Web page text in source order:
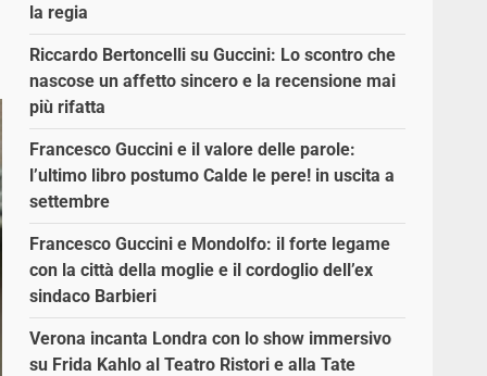
la regia
Riccardo Bertoncelli su Guccini: Lo scontro che
nascose un affetto sincero e la recensione mai
più rifatta
Francesco Guccini e il valore delle parole:
l’ultimo libro postumo Calde le pere! in uscita a
settembre
Francesco Guccini e Mondolfo: il forte legame
con la città della moglie e il cordoglio dell’ex
sindaco Barbieri
Verona incanta Londra con lo show immersivo
su Frida Kahlo al Teatro Ristori e alla Tate